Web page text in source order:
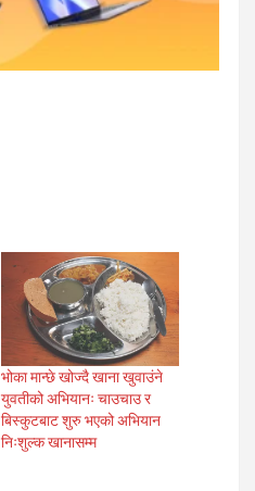
भोका मान्छे खोज्दै खाना खुवाउंने
युवतीको अभियानः चाउचाउ र
बिस्कुटबाट शुरु भएको अभियान
निःशुल्क खानासम्म